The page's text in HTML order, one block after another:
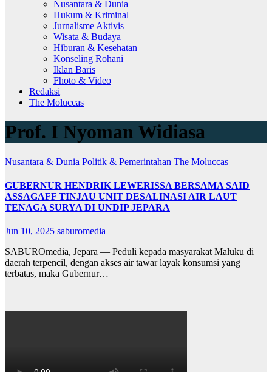
Nusantara & Dunia
Hukum & Kriminal
Jurnalisme Aktivis
Wisata & Budaya
Hiburan & Kesehatan
Konseling Rohani
Iklan Baris
Fhoto & Video
Redaksi
The Moluccas
Prof. I Nyoman Widiasa
Nusantara & Dunia Politik & Pemerintahan The Moluccas
GUBERNUR HENDRIK LEWERISSA BERSAMA SAID
ASSAGAFF TINJAU UNIT DESALINASI AIR LAUT
TENAGA SURYA DI UNDIP JEPARA
Jun 10, 2025 saburomedia
SABUROmedia, Jepara — Peduli kepada masyarakat Maluku di
daerah terpencil, dengan akses air tawar layak konsumsi yang
terbatas, maka Gubernur…